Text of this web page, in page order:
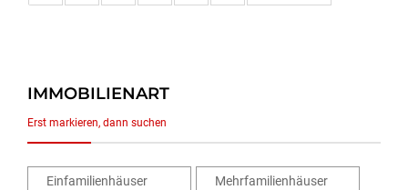
IMMOBILIENART
Erst markieren, dann suchen
Einfamilienhäuser Mehrfamilienhäuser